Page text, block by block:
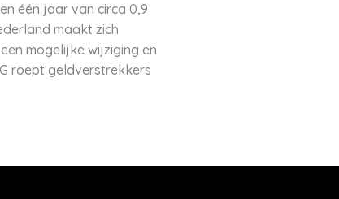
één jaar van circa 0,9
maakt zich
mogelijke wijziging en
roept geldverstrekkers